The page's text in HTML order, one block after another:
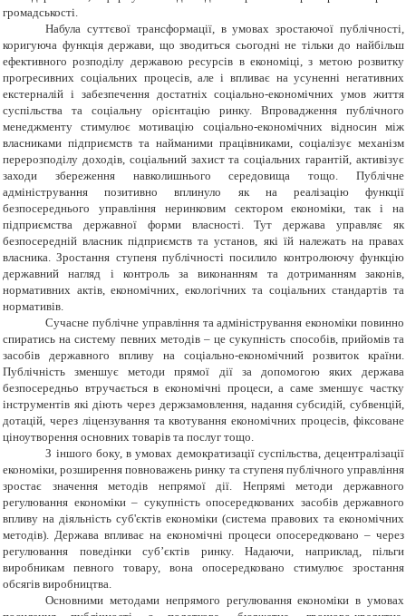
громадськості.
Набула суттєвої трансформації, в умовах зростаючої публічності,
коригуюча функція держави, що зводиться сьогодні не тільки до найбільш
ефективного розподілу державою ресурсів в економіці, з метою розвитку
прогресивних соціальних процесів, але і впливає на усуненні негативних
екстерналій і забезпечення достатніх соціально-економічних умов життя
суспільства та соціальну орієнтацію ринку. Впровадження публічного
менеджменту стимулює мотивацію соціально-економічних відносин між
власниками підприємств та найманими працівниками, соціалізує механізм
перерозподілу доходів, соціальний захист та соціальних гарантій, активізує
заходи збереження навколишнього середовища тощо. Публічне
адміністрування позитивно вплинуло як на реалізацію функції
безпосереднього управління неринковим сектором економіки, так і на
підприємства державної форми власності. Тут держава управляє як
безпосередній власник підприємств та установ, які їй належать на правах
власника. Зростання ступеня публічності посилило контролюючу функцію
державний нагляд і контроль за виконанням та дотриманням законів,
нормативних актів, економічних, екологічних та соціальних стандартів та
нормативів.
Сучасне публічне управління та адміністрування економіки повинно
спиратись на систему певних методів – це сукупність способів, прийомів та
засобів державного впливу на соціально-економічний розвиток країни.
Публічність зменшує методи прямої дії за допомогою яких держава
безпосередньо втручається в економічні процеси, а саме зменшує частку
інструментів які діють через держзамовлення, надання субсидій, субвенцій,
дотацій, через ліцензування та квотування економічних процесів, фіксоване
ціноутворення основних товарів та послуг тощо.
З іншого боку, в умовах демократизації суспільства, децентралізації
економіки, розширення повноважень ринку та ступеня публічного управління
зростає значення методів непрямої дії. Непрямі методи державного
регулювання економіки – сукупність опосередкованих засобів державного
впливу на діяльність суб'єктів економіки (система правових та економічних
методів). Держава впливає на економічні процеси опосередковано – через
регулювання поведінки суб’єктів ринку. Надаючи, наприклад, пільги
виробникам певного товару, вона опосередковано стимулює зростання
обсягів виробництва.
Основними методами непрямого регулювання економіки в умовах